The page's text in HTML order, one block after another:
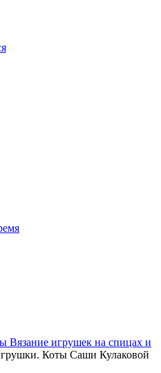
Вязание игрушек на спицах и
Коты Саши Кулаковой